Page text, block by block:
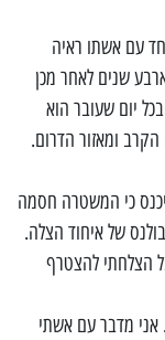
עם אשתו ראיה
בנותיו (14 ותאומות בנות 7) בשנת 2013 וארבע שנים לאחר מכן
יום שעובר הוא
ומאזור הדרום.
כי המשטרה חסמה
של איחוד הצלה.
הצלחתי להצטרף
אני מדבר עם אשתי